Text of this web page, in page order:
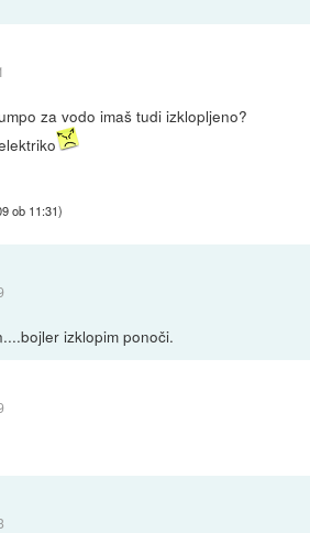
za vodo imaš tudi izklopljeno?
ob 11:31)
izklopim ponoči.